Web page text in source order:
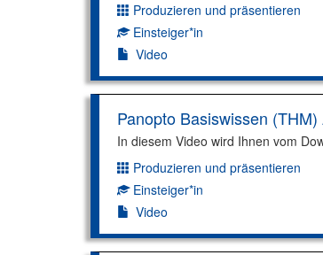
Dimension:
Produzieren und präsentieren
Kompetenzniveau:
Einsteiger*in
Video
Panopto Basiswissen
In diesem Video wird Ihnen vom
Dimension:
Produzieren und präsentieren
Kompetenzniveau:
Einsteiger*in
Video